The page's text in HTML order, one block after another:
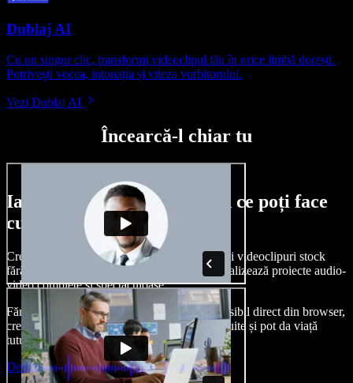
Dublaj AI
Cu un singur clic, transformi videoclipul tău în orice limbă dorești.
Potrivești vocea, intonația și viteza vorbitorului.
Vezi Dublaj AI
Încearcă-l chiar tu
Iată doar o mică mostră din ce poți face
cu Speechify Studio.
Creează voci din off, adaugă imagini, audio și videoclipuri stock
fără drepturi de autor, clonează-ți vocea și finalizează proiecte audio-
video complete și spectaculoase.
Fără curba clasică de învățare și cu totul accesibil direct din browser,
creatorii de conținut pot depăși limitele obișnuite și pot da viață
tuturor ideilor lor creative.
Deschide Studio